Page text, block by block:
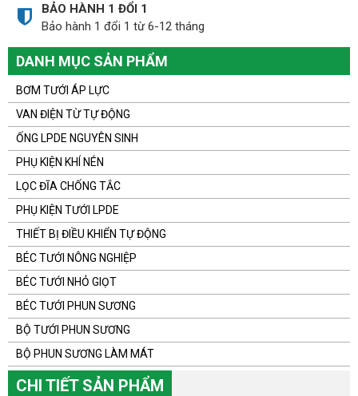
BẢO HÀNH 1 ĐỔI 1
Bảo hành 1 đổi 1 từ 6-12 tháng
DANH MỤC SẢN PHẨM
BƠM TƯỚI ÁP LỰC
VAN ĐIỆN TỪ TỰ ĐỘNG
ỐNG LPDE NGUYÊN SINH
PHỤ KIỆN KHÍ NÉN
LỌC ĐĨA CHỐNG TẮC
PHỤ KIỆN TƯỚI LPDE
THIẾT BỊ ĐIỀU KHIỂN TỰ ĐỘNG
BÉC TƯỚI NÔNG NGHIỆP
BÉC TƯỚI NHỎ GIỌT
BÉC TƯỚI PHUN SƯƠNG
BỘ TƯỚI PHUN SƯƠNG
BỘ PHUN SƯƠNG LÀM MÁT
CHI TIẾT SẢN PHẨM